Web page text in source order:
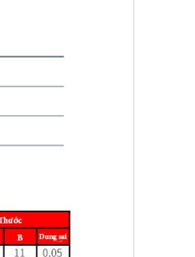
6005 6006 6007
Vòng Bi Inox 316 6800 6801